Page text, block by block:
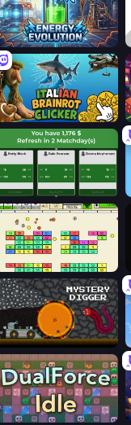
Energy Evolution
Italian Brainrot Clicker Game
Idle Soccer Manager
Idle Breakout
Mystery Digger
DualForce Idle